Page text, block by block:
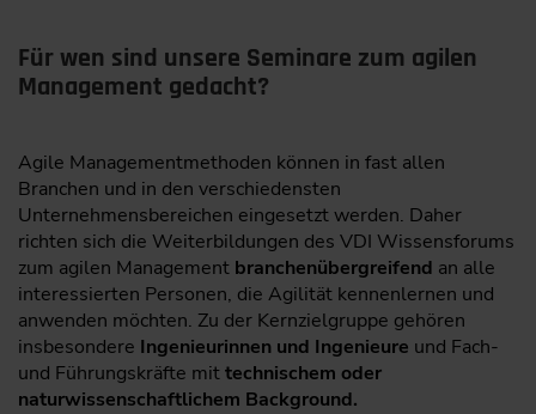
Für wen sind unsere Seminare zum agilen
Management gedacht?
Agile Managementmethoden können in fast allen
Branchen und in den verschiedensten
Unternehmensbereichen eingesetzt werden. Daher
richten sich die Weiterbildungen des VDI Wissensforums
zum agilen Management branchenübergreifend an alle
interessierten Personen, die Agilität kennenlernen und
anwenden möchten. Zu der Kernzielgruppe gehören
insbesondere Ingenieurinnen und Ingenieure und Fach-
und Führungskräfte mittechnischem oder
naturwissenschaftlichem Background.